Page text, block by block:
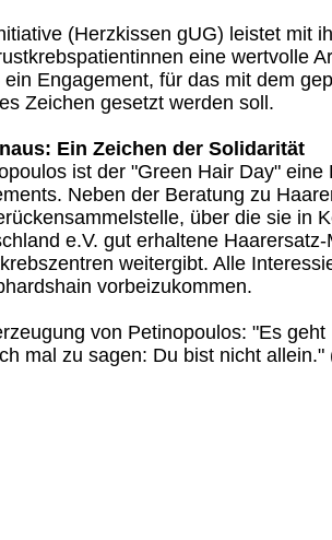
(Herzkissen gUG) leistet mit
eine wertvolle
Engagement, für das mit dem
Zeichen gesetzt werden soll.
Ein Zeichen der Solidarität
ist der "Green Hair Day" eine
Neben der Beratung zu
über die sie in
e.V. gut erhaltene
weitergibt. Alle
vorbeizukommen.
von Petinopoulos: "Es
mal zu sagen: Du bist nicht allein."